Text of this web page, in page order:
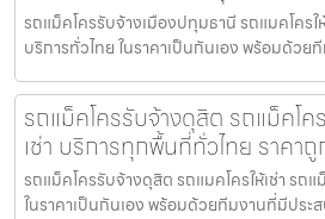
รถแม็คโครรับจ้างเมืองปทุมธานี รถแมคโครใ
บริการทั่วไทย ในราคาเป็นกันเอง พร้อมด้ว
รถแม็คโครรับจ้างดุสิต รถแม็คโค
เช่า บริการทุกพื้นที่ทั่วไทย ราคาถู
รถแม็คโครรับจ้างดุสิต รถแมคโครให้เช่า รถ
ในราคาเป็นกันเอง พร้อมด้วยทีมงานที่มีประ